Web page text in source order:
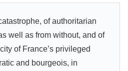
of authoritarian
well as from without, and of
of France’s privileged
and bourgeois, in